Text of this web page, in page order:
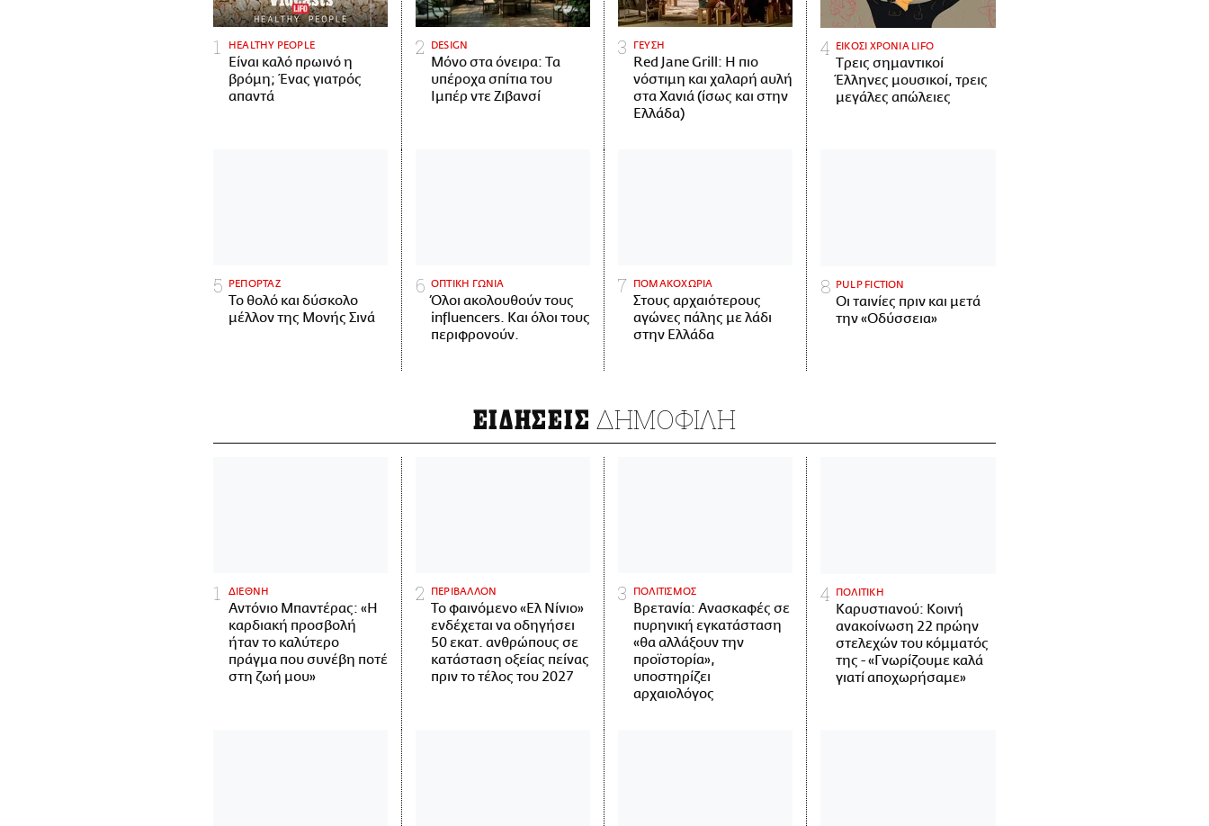
HEALTHY PEOPLE
Είναι καλό πρωινό η
βρόμη; Ένας γιατρός
απαντά
DESIGN
Μόνο στα όνειρα: Τα
υπέροχα σπίτια του
Ιμπέρ ντε Ζιβανσί
ΓΕΥΣΗ
Red Jane Grill: Η πιο
νόστιμη και χαλαρή αυλή
στα Χανιά (ίσως και στην
Ελλάδα)
ΕΙΚΟΣΙ ΧΡΟΝΙΑ LIFO
Tρεις σημαντικοί
Έλληνες μουσικοί, τρεις
μεγάλες απώλειες
ΡΕΠΟΡΤΑΖ
Το θολό και δύσκολο
μέλλον της Μονής Σινά
ΟΠΤΙΚΗ ΓΩΝΙΑ
Όλοι ακολουθούν τους
influencers. Και όλοι τους
περιφρονούν.
ΠΟΜΑΚΟΧΩΡΙΑ
Στους αρχαιότερους
αγώνες πάλης με λάδι
στην Ελλάδα
PULP FICTION
Οι ταινίες πριν και μετά
την «Οδύσσεια»
ΕΙΔΗΣΕΙΣ ΔΗΜΟΦΙΛΗ
ΔΙΕΘΝΗ
Αντόνιο Μπαντέρας: «Η
καρδιακή προσβολή
ήταν το καλύτερο
πράγμα που συνέβη ποτέ
στη ζωή μου»
ΠΕΡΙΒΑΛΛΟΝ
Το φαινόμενο «Ελ Νίνιο»
ενδέχεται να οδηγήσει
50 εκατ. ανθρώπους σε
κατάσταση οξείας πείνας
πριν το τέλος του 2027
ΠΟΛΙΤΙΣΜΟΣ
Βρετανία: Ανασκαφές σε
πυρηνική εγκατάσταση
«θα αλλάξουν την
προϊστορία»,
υποστηρίζει
αρχαιολόγος
ΠΟΛΙΤΙΚΗ
Καρυστιανού: Κοινή
ανακοίνωση 22 πρώην
στελεχών του κόμματός
της - «Γνωρίζουμε καλά
γιατί αποχωρήσαμε»